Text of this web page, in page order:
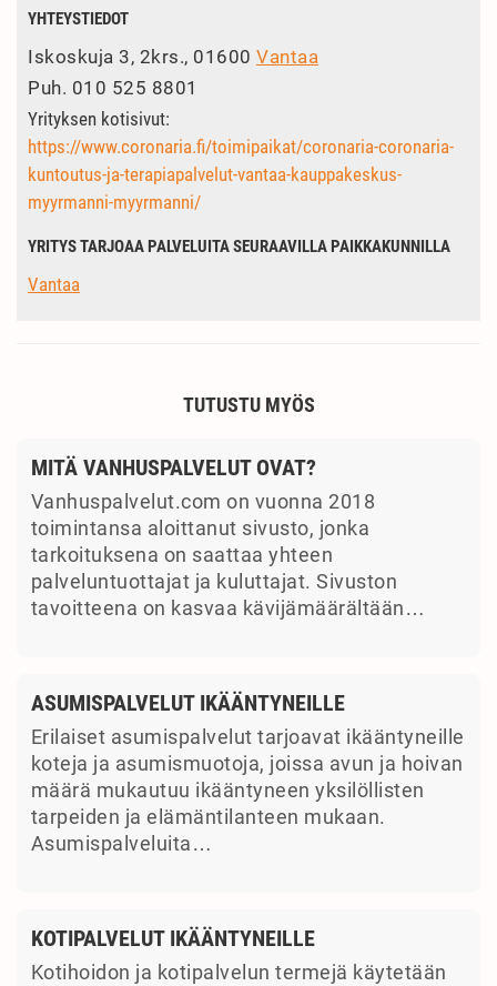
YHTEYSTIEDOT
Iskoskuja 3, 2krs., 01600 Vantaa
Puh. 010 525 8801
Yrityksen kotisivut:
https://www.coronaria.fi/toimipaikat/coronaria-coronaria-
kuntoutus-ja-terapiapalvelut-vantaa-kauppakeskus-
myyrmanni-myyrmanni/
YRITYS TARJOAA PALVELUITA SEURAAVILLA PAIKKAKUNNILLA
Vantaa
TUTUSTU MYÖS
MITÄ VANHUSPALVELUT OVAT?
Vanhuspalvelut.com on vuonna 2018
toimintansa aloittanut sivusto, jonka
tarkoituksena on saattaa yhteen
palveluntuottajat ja kuluttajat. Sivuston
tavoitteena on kasvaa kävijämäärältään…
ASUMISPALVELUT IKÄÄNTYNEILLE
Erilaiset asumispalvelut tarjoavat ikääntyneille
koteja ja asumismuotoja, joissa avun ja hoivan
määrä mukautuu ikääntyneen yksilöllisten
tarpeiden ja elämäntilanteen mukaan.
Asumispalveluita…
KOTIPALVELUT IKÄÄNTYNEILLE
Kotihoidon ja kotipalvelun termejä käytetään